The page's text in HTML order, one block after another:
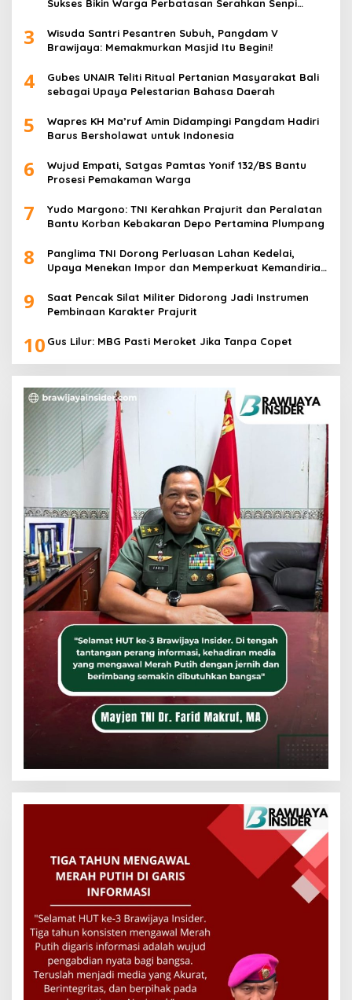
Sukses Bikin Warga Perbatasan Serahkan Senpi
3
Wisuda Santri Pesantren Subuh, Pangdam V
Brawijaya: Memakmurkan Masjid Itu Begini!
4
Gubes UNAIR Teliti Ritual Pertanian Masyarakat Bali
sebagai Upaya Pelestarian Bahasa Daerah
5
Wapres KH Ma’ruf Amin Didampingi Pangdam Hadiri
Barus Bersholawat untuk Indonesia
6
Wujud Empati, Satgas Pamtas Yonif 132/BS Bantu
Prosesi Pemakaman Warga
7
Yudo Margono: TNI Kerahkan Prajurit dan Peralatan
Bantu Korban Kebakaran Depo Pertamina Plumpang
8
Panglima TNI Dorong Perluasan Lahan Kedelai,
Upaya Menekan Impor dan Memperkuat Kemandirian
9
Saat Pencak Silat Militer Didorong Jadi Instrumen
Pembinaan Karakter Prajurit
10 Gus Lilur: MBG Pasti Meroket Jika Tanpa Copet